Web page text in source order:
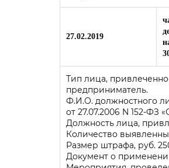
27.02.2019
Тип лица,
предприниматель.
Ф.И.О. должностного
от 27.07.2006 N 152-ФЗ
Должность лица,
Количество
Размер штрафа, руб.
Документ о